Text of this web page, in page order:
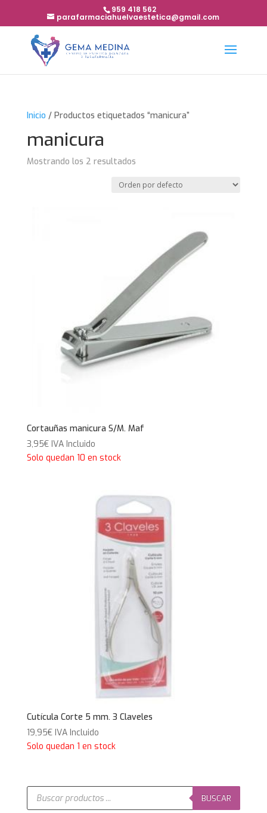
959 418 562
parafarmaciahuelvaestetica@gmail.com
Inicio / Productos etiquetados “manicura”
manicura
Mostrando los 2 resultados
Cortauñas manicura S/M. Maf
3,95€ IVA Incluido
Solo quedan 10 en stock
Cutícula Corte 5 mm. 3 Claveles
19,95€ IVA Incluido
Solo quedan 1 en stock
Búsqueda
productos
BUSCAR